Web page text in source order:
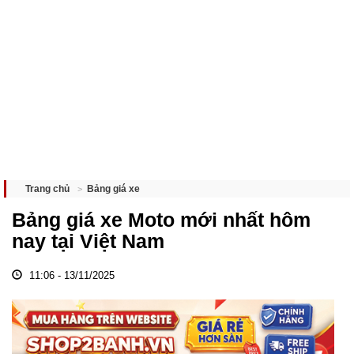
Trang chủ Bảng giá xe
Bảng giá xe Moto mới nhất hôm
nay tại Việt Nam
11:06 - 13/11/2025